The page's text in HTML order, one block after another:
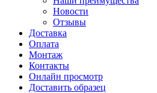
Новости
Отзывы
Доставка
Оплата
Монтаж
Контакты
Онлайн просмотр
Доставить образец